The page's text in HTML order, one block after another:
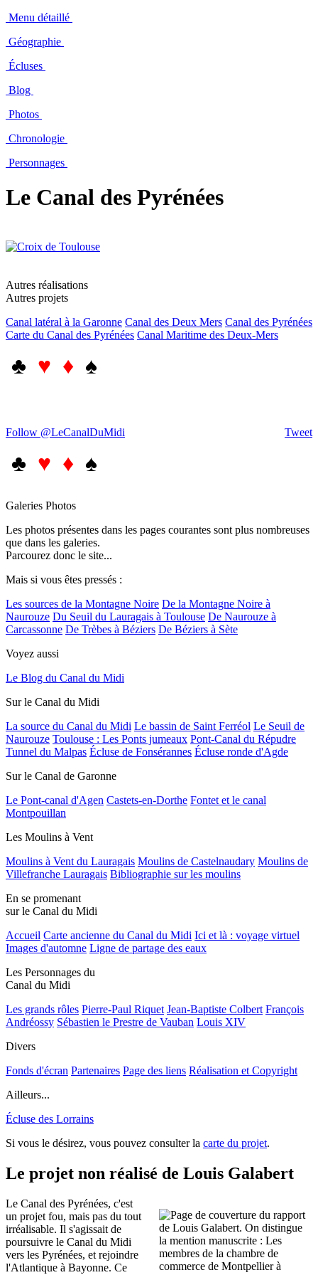
Menu détaillé
Géographie
Écluses
Blog
Photos
Chronologie
Personnages
Le Canal des Pyrénées
Autres réalisations
Autres projets
Canal latéral à la Garonne Canal des Deux Mers Canal des Pyrénées
Carte du Canal des Pyrénées Canal Maritime des Deux-Mers
♣ ♥ ♦ ♠
Tweet
Follow @LeCanalDuMidi
♣ ♥ ♦ ♠
Galeries Photos
Les photos présentes dans les pages courantes sont plus nombreuses
que dans les galeries.
Parcourez donc le site...
Mais si vous êtes pressés :
Les sources de la Montagne Noire De la Montagne Noire à
Naurouze Du Seuil du Lauragais à Toulouse De Naurouze à
Carcassonne De Trèbes à Béziers De Béziers à Sète
Voyez aussi
Le Blog du Canal du Midi
Sur le Canal du Midi
La source du Canal du Midi Le bassin de Saint Ferréol Le Seuil de
Naurouze Toulouse : Les Ponts jumeaux Pont-Canal du Répudre
Tunnel du Malpas Écluse de Fonsérannes Écluse ronde d'Agde
Sur le Canal de Garonne
Le Pont-canal d'Agen Castets-en-Dorthe Fontet et le canal
Montpouillan
Les Moulins à Vent
Moulins à Vent du Lauragais Moulins de Castelnaudary Moulins de
Villefranche Lauragais Bibliographie sur les moulins
En se promenant
sur le Canal du Midi
Accueil Carte ancienne du Canal du Midi Ici et là : voyage virtuel
Images d'automne Ligne de partage des eaux
Les Personnages du
Canal du Midi
Les grands rôles Pierre-Paul Riquet Jean-Baptiste Colbert François
Andréossy Sébastien le Prestre de Vauban Louis XIV
Divers
Fonds d'écran Partenaires Page des liens Réalisation et Copyright
Ailleurs...
Écluse des Lorrains
Si vous le désirez, vous pouvez consulter la carte du projet.
Le projet non réalisé de Louis Galabert
Le Canal des Pyrénées, c'est
un projet fou, mais pas du tout
irréalisable. Il s'agissait de
poursuivre le Canal du Midi
vers les Pyrénées, et rejoindre
l'Atlantique à Bayonne. Ce